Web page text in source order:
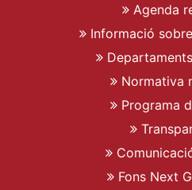
Agenda
Informació
Normativa
Programa
Fons Next